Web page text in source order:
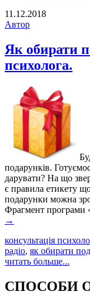
11.12.2018
Автор
Як обирати
психолога.
подарунків.
дарувати? На що
є правила етикету
подарунки можна
Фрагмент програми
→
консультація
радіо, як обирати
читать больше...
СПОСОБИ